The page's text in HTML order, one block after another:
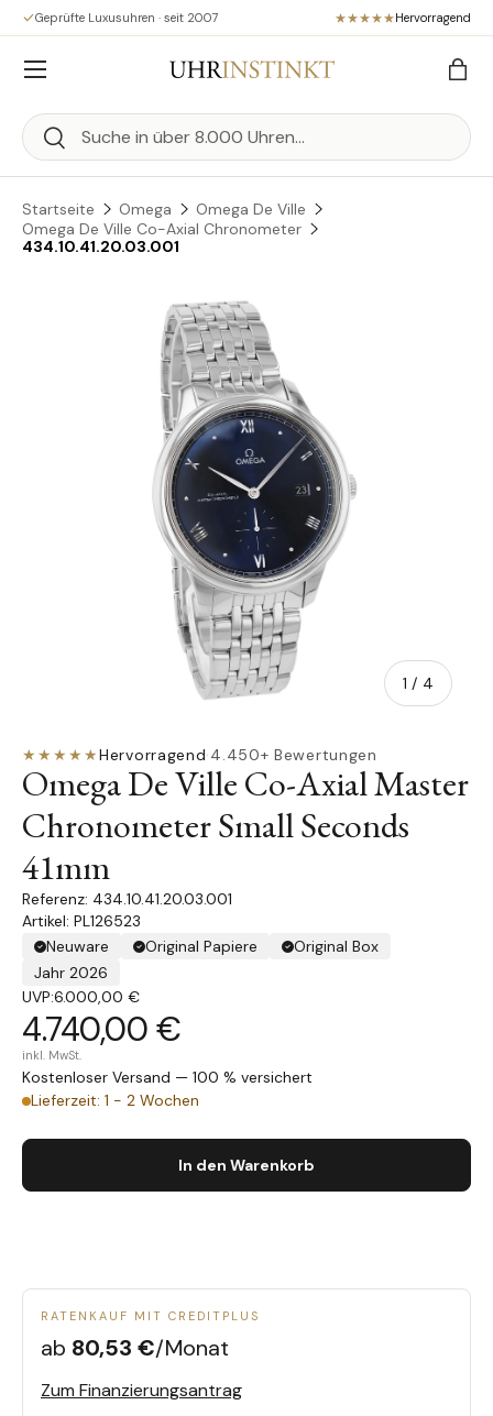
Direkt zum Inhalt
Geprüfte Luxusuhren · seit 2007 Hervorragend
Suchen
Suchen
Menü
Startseite Omega
Omega De Ville
Omega De Ville Co-Axial Chronometer
434.10.41.20.03.001
Zu Produktinformationen springen
1 / von
4
★★★★★Hervorragend·4.450+ Bewertungen
Omega De Ville Co-Axial Master
Chronometer Small Seconds
41mm
434.10.41.20.03.001
Artikel: PL126523
Neuware
Original Papiere
Original Box
Jahr 2026
UVP:6.000,00 €
4.740,00 €
inkl. MwSt.
Kostenloser Versand — 100 % versichert
Lieferzeit: 1 - 2 Wochen
In den Warenkorb
RATENKAUF MIT CREDITPLUS
ab 80,53 €/Monat
Zum Finanzierungsantrag